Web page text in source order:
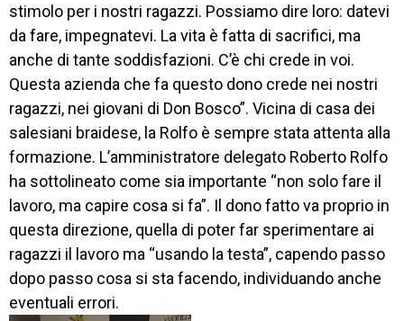
stimolo per i nostri ragazzi. Possiamo dire loro: datevi
da fare, impegnatevi. La vita è fatta di sacrifici, ma
anche di tante soddisfazioni. C’è chi crede in voi.
Questa azienda che fa questo dono crede nei nostri
ragazzi, nei giovani di Don Bosco”. Vicina di casa dei
salesiani braidese, la Rolfo è sempre stata attenta alla
formazione. L’amministratore delegato Roberto Rolfo
ha sottolineato come sia importante “non solo fare il
lavoro, ma capire cosa si fa”. Il dono fatto va proprio in
questa direzione, quella di poter far sperimentare ai
ragazzi il lavoro ma “usando la testa”, capendo passo
dopo passo cosa si sta facendo, individuando anche
eventuali errori.